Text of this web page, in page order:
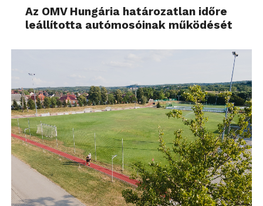
Az OMV Hungária határozatlan időre
leállította autómosóinak működését